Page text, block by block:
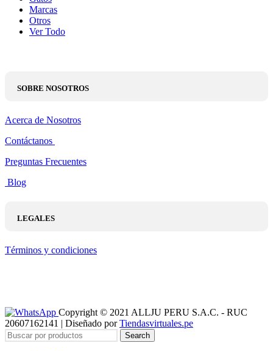
Marcas
Otros
Ver Todo
SOBRE NOSOTROS
Acerca de Nosotros
Contáctanos
Preguntas Frecuentes
Blog
LEGALES
Términos y condiciones
Copyright © 2021 ALLJU PERU S.A.C. - RUC
20607162141 | Diseñado porTiendasvirtuales.pe
Search